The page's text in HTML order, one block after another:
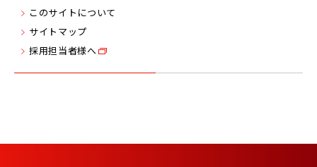
このサイトについて
サイトマップ
採用担当者様へ